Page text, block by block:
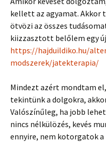
kellett az agyamat. Akkor
ötvözi az összes
kiizzasztott belőlem egy
https://hajduildiko.hu/
modszerek/jatekterapia/
Mindezt azért mondtam
tekintünk a dolgokra,
Valószínűleg, ha jobb
nincs nélkülözés, kevés
ennyire, nem kotorgatok